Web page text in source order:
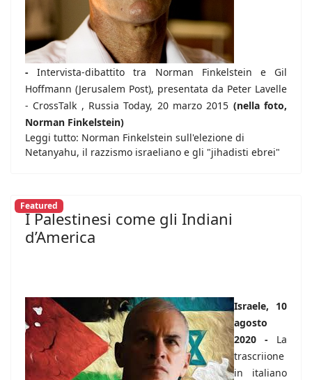
- Intervista-dibattito tra Norman Finkelstein e Gil
Hoffmann (Jerusalem Post), presentata da Peter Lavelle
- CrossTalk , Russia Today, 20 marzo 2015 (nella foto,
Norman Finkelstein)
Leggi tutto: Norman Finkelstein sull'elezione di
Netanyahu, il razzismo israeliano e gli "jihadisti ebrei"
Featured
I Palestinesi come gli Indiani
d’America
Israele, 10
agosto
2020 - La
trascriione
in italiano